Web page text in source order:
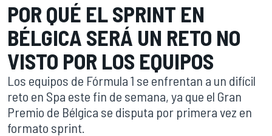
POR QUÉ EL SPRINT EN
BÉLGICA SERÁ UN RETO NO
VISTO POR LOS EQUIPOS
Los equipos de Fórmula 1 se enfrentan a un difícil
reto en Spa este fin de semana, ya que el Gran
Premio de Bélgica se disputa por primera vez en
formato sprint.